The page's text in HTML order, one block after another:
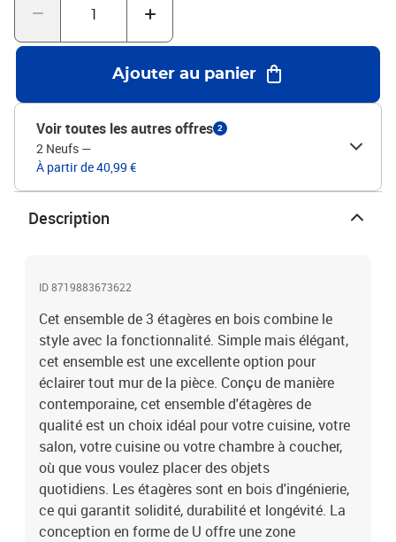
étagère : 60 x 15 x 10 cm (L x l x H)Dimensions de l'étagère
petite : 30 x 15 x 10 cm (L x l x h)Capacité de charge maximale
(totale) : 40 kgLa livraison inclut 3 étagères de différentes
taillesArticle idéal pour la maison, le bureau, le dortoir, etcVeuillez
noter : Les vis et les chevilles pour l'intérieur du mur ne sont pas
incluses. Recherchez et utilisez des vis et des chevilles adaptées à
vos murs. Si vous n'êtes pas sûr, demandez conseil à un
professionnel. Lisez et suivez attentivement chaque étape de
l'instruction.
Ajouter au panier
Voir toutes les autres offres 2
2 Neufs —
À partir de 40,99 €
Description
ID 8719883673622
Cet ensemble de 3 étagères en bois combine le
style avec la fonctionnalité. Simple mais élégant,
cet ensemble est une excellente option pour
éclairer tout mur de la pièce. Conçu de manière
contemporaine, cet ensemble d'étagères de
qualité est un choix idéal pour votre cuisine, votre
salon, votre cuisine ou votre chambre à coucher,
où que vous voulez placer des objets
quotidiens. Les étagères sont en bois d'ingénierie,
ce qui garantit solidité, durabilité et longévité. La
conception en forme de U offre une zone